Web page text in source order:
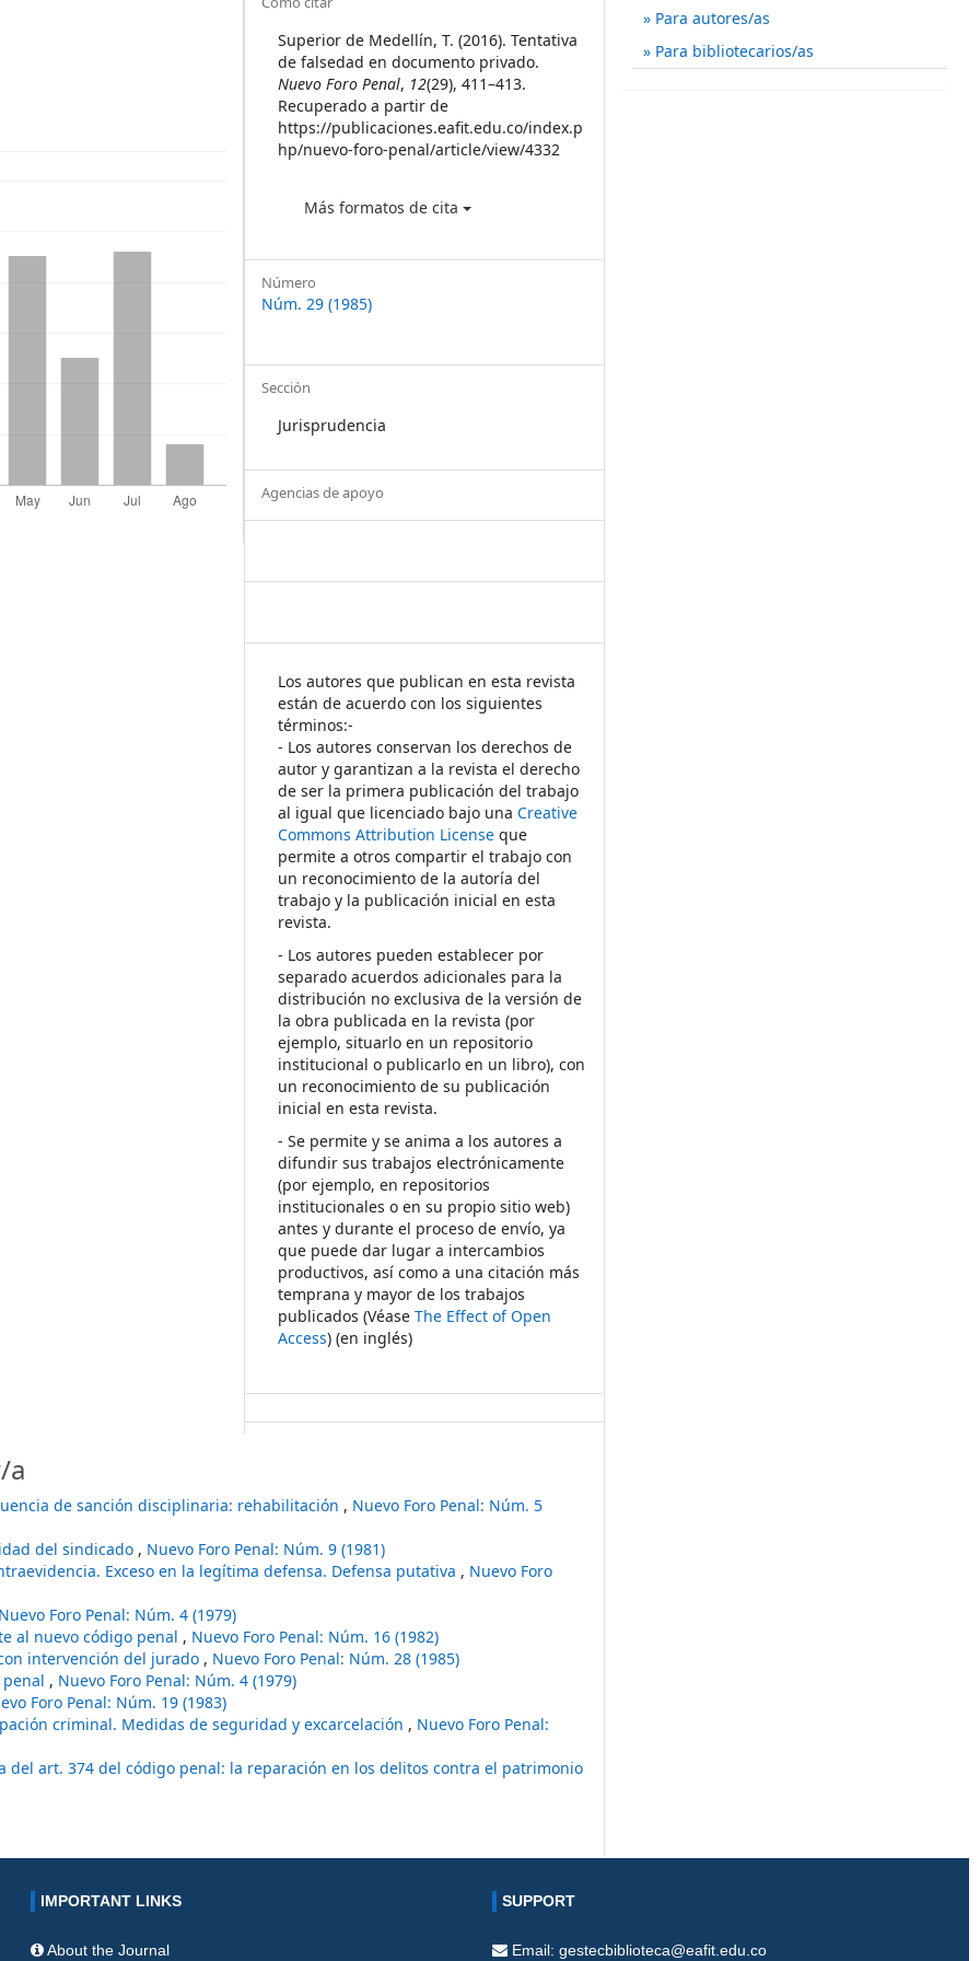
Details
Superior de Medellín, T. (2016). Tentativa
de falsedad en documento privado.
Nuevo Foro Penal, 12(29), 411–413.
Recuperado a partir de
https://publicaciones.eafit.edu.co/index.p
hp/nuevo-foro-penal/article/view/4332
Más formatos de cita
Número
Núm. 29 (1985)
Sección
Jurisprudencia
Agencias de apoyo
Los autores que publican en esta revista
están de acuerdo con los siguientes
términos:-
- Los autores conservan los derechos de
autor y garantizan a la revista el derecho
de ser la primera publicación del trabajo
al igual que licenciado bajo unaCreative
Commons Attribution License que
permite a otros compartir el trabajo con
un reconocimiento de la autoría del
trabajo y la publicación inicial en esta
revista.
- Los autores pueden establecer por
separado acuerdos adicionales para la
distribución no exclusiva de la versión de
la obra publicada en la revista (por
ejemplo, situarlo en un repositorio
institucional o publicarlo en un libro), con
un reconocimiento de su publicación
inicial en esta revista.
- Se permite y se anima a los autores a
difundir sus trabajos electrónicamente
(por ejemplo, en repositorios
institucionales o en su propio sitio web)
antes y durante el proceso de envío, ya
que puede dar lugar a intercambios
productivos, así como a una citación más
temprana y mayor de los trabajos
publicados (VéaseThe Effect of Open
Access) (en inglés)
a
de sanción disciplinaria: rehabilitación , Nuevo Foro Penal: Núm. 5
del sindicado , Nuevo Foro Penal: Núm. 9 (1981)
Exceso en la legítima defensa. Defensa putativa , Nuevo Foro
Nuevo Foro Penal: Núm. 4 (1979)
al nuevo código penal , Nuevo Foro Penal: Núm. 16 (1982)
intervención del jurado , Nuevo Foro Penal: Núm. 28 (1985)
penal , Nuevo Foro Penal: Núm. 4 (1979)
Foro Penal: Núm. 19 (1983)
criminal. Medidas de seguridad y excarcelación , Nuevo Foro Penal:
del art. 374 del código penal: la reparación en los delitos contra el patrimonio
Para autores/as
Para bibliotecarios/as
IMPORTANT LINKS
About the Journal
SUPPORT
Email: gestecbiblioteca@eafit.edu.co